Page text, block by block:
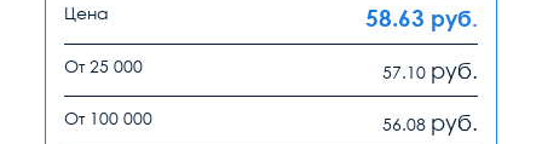
Цена 58.63 руб.
От 25 000 57.10 руб.
От 100 000 56.08 руб.